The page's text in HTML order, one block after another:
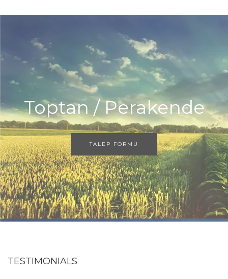
Toptan / Perakende
TALEP FORMU
TESTIMONIALS